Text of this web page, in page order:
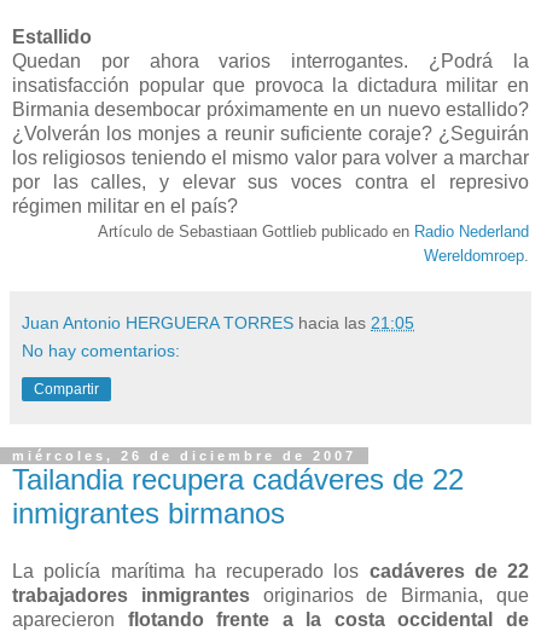
Estallido
Quedan por ahora varios interrogantes. ¿Podrá la
insatisfacción popular que provoca la dictadura militar en
Birmania desembocar próximamente en un nuevo estallido?
¿Volverán los monjes a reunir suficiente coraje? ¿Seguirán
los religiosos teniendo el mismo valor para volver a marchar
por las calles, y elevar sus voces contra el represivo
régimen militar en el país?
Artículo de Sebastiaan Gottlieb publicado en Radio Nederland
Wereldomroep
Juan Antonio HERGUERA TORRES hacia las 21:05
No hay comentarios:
Compartir
miércoles, 26 de diciembre de 2007
Tailandia recupera cadáveres de 22
inmigrantes birmanos
La policía marítima ha recuperado los cadáveres de 22
trabajadores inmigrantesoriginarios de Birmania, que
aparecieron flotando frente a la costa occidental de